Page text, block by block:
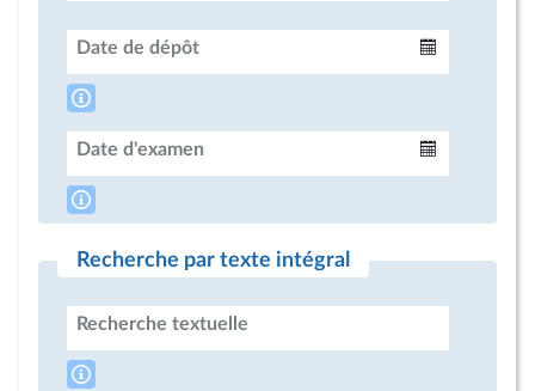
Date de dépôt
Date d'examen
Recherche par texte intégral
Recherche textuelle